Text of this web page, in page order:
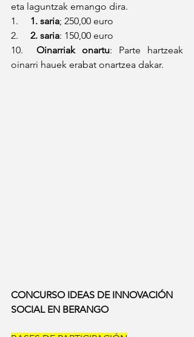
eta laguntzak emango dira.
1. 1. saria; 250,00 euro
2. 2. saria: 150,00 euro
10. Oinarriak onartu: Parte hartzeak
oinarri hauek erabat onartzea dakar.
CONCURSO IDEAS DE INNOVACIÓN
SOCIAL EN BERANGO